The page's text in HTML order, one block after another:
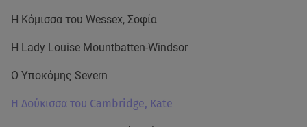
Η Κόμισσα του Wessex, Σοφία
Η Lady Louise Mountbatten-Windsor
Ο Υποκόμης Severn
Η Δούκισσα του Cambridge, Kate